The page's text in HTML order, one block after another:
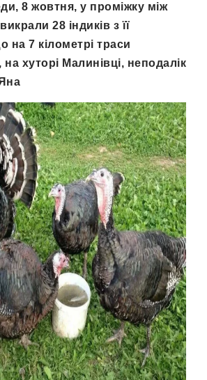
8 жовтня, у проміжку між
28 індиків з її
на 7 кілометрі траси
хуторі Малинівці, неподалік